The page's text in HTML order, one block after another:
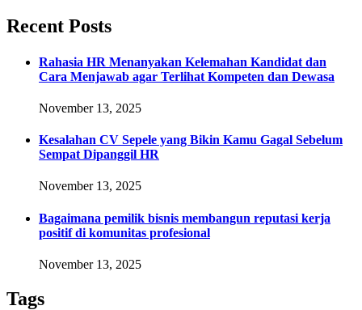
Recent Posts
Rahasia HR Menanyakan Kelemahan Kandidat dan
Cara Menjawab agar Terlihat Kompeten dan Dewasa
November 13, 2025
Kesalahan CV Sepele yang Bikin Kamu Gagal Sebelum
Sempat Dipanggil HR
November 13, 2025
Bagaimana pemilik bisnis membangun reputasi kerja
positif di komunitas profesional
November 13, 2025
Tags